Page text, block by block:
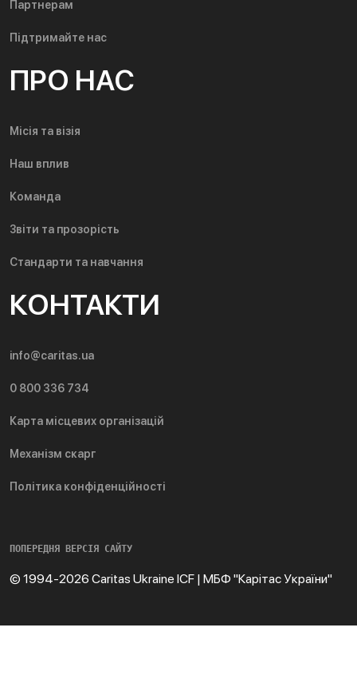
Партнерам
Підтримайте нас
ПРО НАС
Місія та візія
Наш вплив
Команда
Звіти та прозорість
Стандарти та навчання
КОНТАКТИ
info@caritas.ua
0 800 336 734
Карта місцевих організацій
Механізм скарг
Політика конфіденційності
ПОПЕРЕДНЯ ВЕРСІЯ САЙТУ
© 1994-2026 Caritas Ukraine ICF | МБФ "Карітас України"